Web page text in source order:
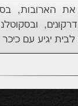
הארובות,
לבית יגיע עם